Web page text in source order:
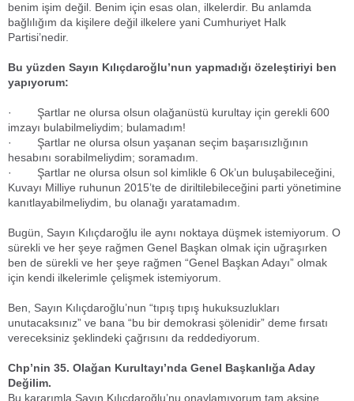
benim işim değil. Benim için esas olan, ilkelerdir. Bu anlamda
bağlılığım da kişilere değil ilkelere yani Cumhuriyet Halk
Partisi’nedir.
Bu yüzden Sayın Kılıçdaroğlu’nun yapmadığı özeleştiriyi ben
yapıyorum:
· Şartlar ne olursa olsun olağanüstü kurultay için gerekli 600
imzayı bulabilmeliydim; bulamadım!
· Şartlar ne olursa olsun yaşanan seçim başarısızlığının
hesabını sorabilmeliydim; soramadım.
· Şartlar ne olursa olsun sol kimlikle 6 Ok’un buluşabileceğini,
Kuvayı Milliye ruhunun 2015’te de diriltilebileceğini parti yönetimine
kanıtlayabilmeliydim, bu olanağı yaratamadım.
Bugün, Sayın Kılıçdaroğlu ile aynı noktaya düşmek istemiyorum. O
sürekli ve her şeye rağmen Genel Başkan olmak için uğraşırken
ben de sürekli ve her şeye rağmen “Genel Başkan Adayı” olmak
için kendi ilkelerimle çelişmek istemiyorum.
Ben, Sayın Kılıçdaroğlu’nun “tıpış tıpış hukuksuzlukları
unutacaksınız” ve bana “bu bir demokrasi şölenidir” deme fırsatı
vereceksiniz şeklindeki çağrısını da reddediyorum.
Chp’nin 35. Olağan Kurultayı’nda Genel Başkanlığa Aday
Değilim.
Bu kararımla Sayın Kılıçdaroğlu’nu onaylamıyorum tam aksine